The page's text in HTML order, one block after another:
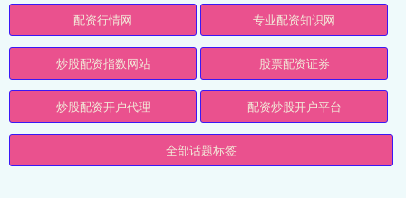
配资行情网 专业配资知识网
炒股配资指数网站 股票配资证券
炒股配资开户代理 配资炒股开户平台
全部话题标签